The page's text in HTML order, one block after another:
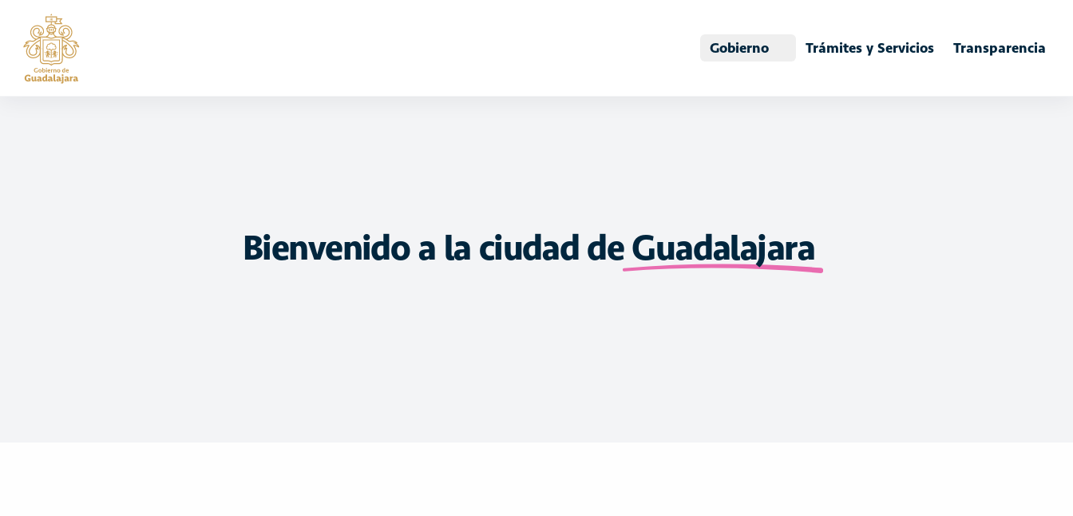
Guadalajara Gobierno Trámites y Servicios Transparencia
Bienvenido a la ciudad deGuadalajara